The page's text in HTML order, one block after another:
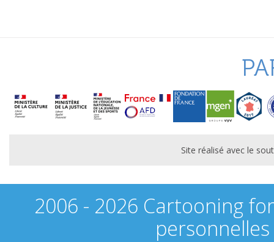
Site réalisé avec le
2006 - 2026 Cartooning
personnelles